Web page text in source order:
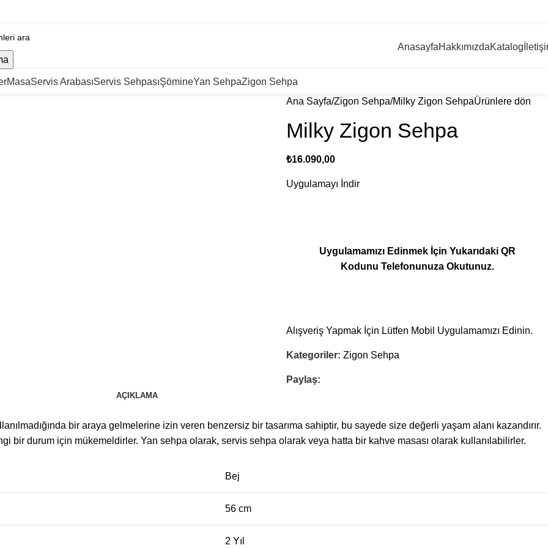
AnasayfaHakkımızdaKatalog
MasaServis ArabasıServis SehpasıŞömineYan SehpaZigon Sehpa
Ana Sayfa Zigon Sehpa Milky Zigon SehpaÜrünlere dön
Milky Zigon Sehpa
₺16.090,00
Uygulamayı İndir
Uygulamamızı Edinmek İçin Yukarıdaki QR
Kodunu Telefonunuza Okutunuz.
Alışveriş Yapmak İçin Lütfen Mobil Uygulamamızı Edinin.
Kategoriler: Zigon Sehpa
Paylaş:
AÇIKLAMA
bir araya gelmelerine izin veren benzersiz bir tasarıma sahiptir, bu sayede size değerli yaşam alanı kazandırır.
bir durum için mükemeldirler. Yan sehpa olarak, servis sehpa olarak veya hatta bir kahve masası olarak kullanılabilirler.
Bej
56 cm
2 Yıl